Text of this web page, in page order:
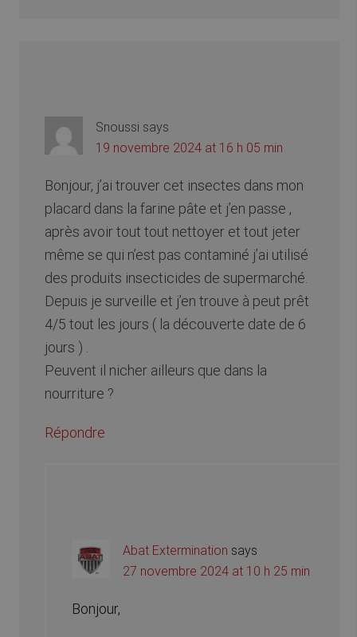
Snoussi says
19 novembre 2024 at 16 h 05 min
Bonjour, j’ai trouver cet insectes dans mon
placard dans la farine pâte et j’en passe ,
après avoir tout tout nettoyer et tout jeter
même se qui n’est pas contaminé j’ai utilisé
des produits insecticides de supermarché.
Depuis je surveille et j’en trouve à peut prêt
4/5 tout les jours ( la découverte date de 6
jours ) .
Peuvent il nicher ailleurs que dans la
nourriture ?
Répondre
Abat Extermination says
27 novembre 2024 at 10 h 25 min
Bonjour,